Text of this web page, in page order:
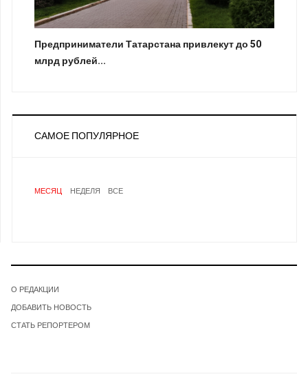
Предприниматели Татарстана привлекут до 50
млрд рублей...
САМОЕ ПОПУЛЯРНОЕ
МЕСЯЦ НЕДЕЛЯ ВСЕ
О РЕДАКЦИИ
ДОБАВИТЬ НОВОСТЬ
СТАТЬ РЕПОРТЕРОМ